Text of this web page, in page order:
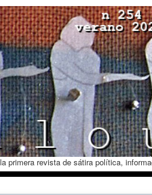
primera revista de sátira política,